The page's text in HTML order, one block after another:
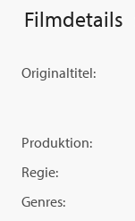
Filmdetails
Originaltitel:
Produktion:
Regie:
Genres: